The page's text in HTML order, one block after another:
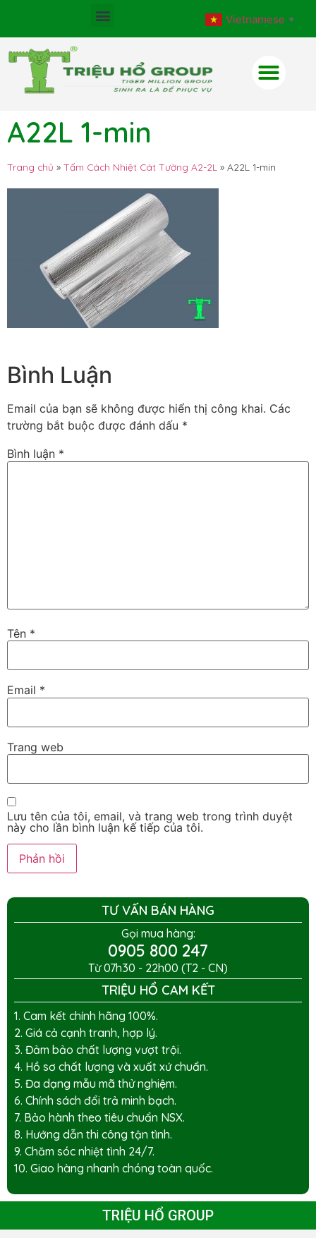
Vietnamese ▼
A22L 1-min
Trang chủ » Tấm Cách Nhiệt Cát Tường A2-2L » A22L 1-min
Bình Luận
Email của bạn sẽ không được hiển thị công khai. Các
trường bắt buộc được đánh dấu *
Bình luận *
Tên *
Email *
Trang web
Lưu tên của tôi, email, và trang web trong trình duyệt
này cho lần bình luận kế tiếp của tôi.
TƯ VẤN BÁN HÀNG
Gọi mua hàng:
0905 800 247
Từ 07h30 - 22h00 (T2 - CN)
TRIỆU HỔ CAM KẾT
1. Cam kết chính hãng 100%.
2. Giá cả cạnh tranh, hợp lý.
3. Đảm bảo chất lượng vượt trội.
4. Hồ sơ chất lượng và xuất xứ chuẩn.
5. Đa dạng mẫu mã thử nghiệm.
6. Chính sách đổi trả minh bạch.
7. Bảo hành theo tiêu chuẩn NSX.
8. Hướng dẫn thi công tận tình.
9. Chăm sóc nhiệt tình 24/7.
10. Giao hàng nhanh chóng toàn quốc.
TRIỆU HỔ GROUP